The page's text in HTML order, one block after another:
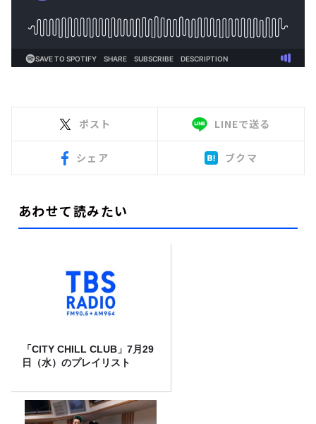
ポスト LINEで送る
シェア ブクマ
あわせて読みたい
「CITY CHILL CLUB」7月29
日（水）のプレイリスト